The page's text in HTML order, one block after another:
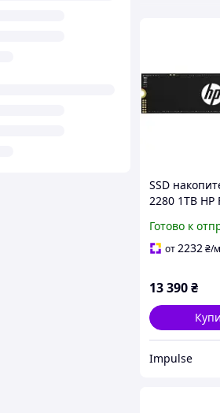
SSD
2280 1TB HP
dutyfree
Готово к
от 2232 ₴/
13 390₴
Impulse